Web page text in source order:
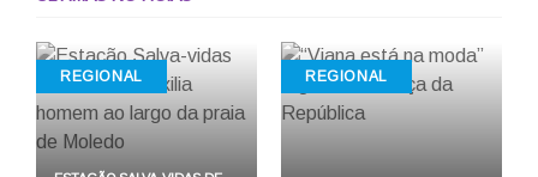
REGIONAL REGIONAL